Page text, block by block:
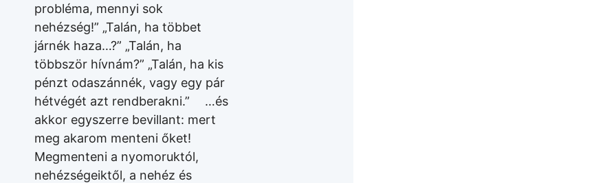
probléma, mennyi sok
nehézség!” „Talán, ha többet
járnék haza…?” „Talán, ha
többször hívnám?” „Talán, ha kis
pénzt odaszánnék, vagy egy pár
hétvégét azt rendberakni.” …és
akkor egyszerre bevillant: mert
meg akarom menteni őket!
Megmenteni a nyomoruktól,
nehézségeiktől, a nehéz és